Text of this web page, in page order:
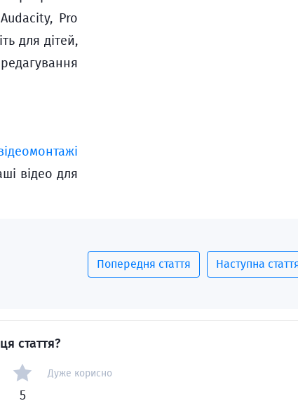
Pro
для дітей,
відео для
Попередня стаття Наступна
стаття?
5
Дуже корисно